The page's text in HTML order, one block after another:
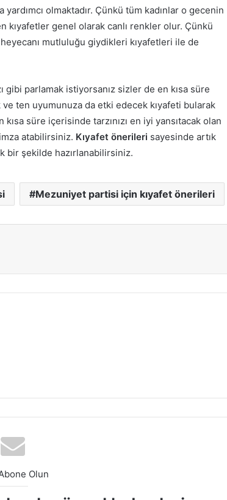
olmaktadır. Çünkü tüm kadınlar o gecenin
kıyafetler genel olarak canlı renkler olur. Çünkü
mutluluğu giydikleri kıyafetleri ile de
gibi parlamak istiyorsanız sizler de en kısa süre
ten uyumunuza da etki edecek kıyafeti bularak
süre içerisinde tarzınızı en iyi yansıtacak olan
atabilirsiniz. Kıyafet önerileri sayesinde artık
bir şekilde hazırlanabilirsiniz.
Mezuniyet partisi için kıyafet önerileri
Olun